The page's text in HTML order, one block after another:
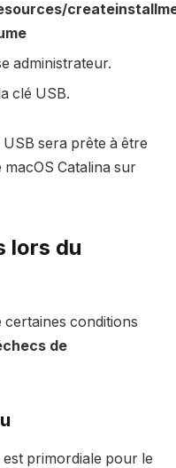
administrateur.
clé USB.
sera prête à être
Catalina sur
lors du
certaines conditions
de
primordiale pour le